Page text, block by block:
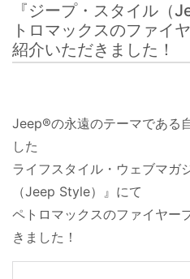
『ジープ・スタイル（
トロマックスのファイ
紹介いただきました！
Jeep®の永遠のテーマである
した
ライフスタイル・ウェブマガ
（Jeep Style）』にて
ペトロマックスのファイヤー
きました！